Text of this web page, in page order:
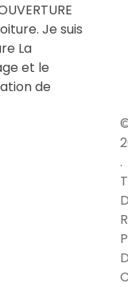
Je suis
La
et le
de
.